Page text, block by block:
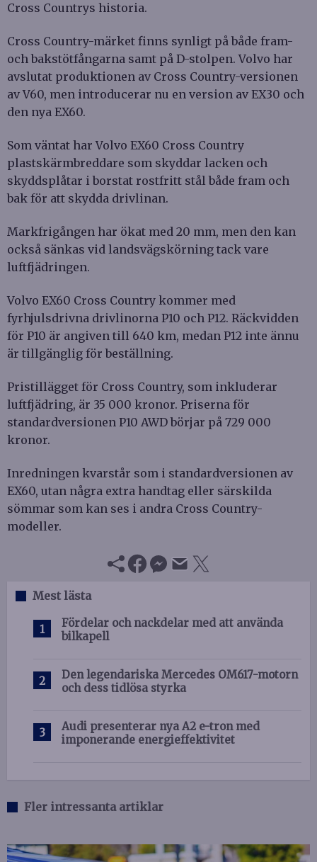
Cross Countrys historia.
Cross Country-märket finns synligt på både fram-
och bakstötfångarna samt på D-stolpen. Volvo har
avslutat produktionen av Cross Country-versionen
av V60, men introducerar nu en version av EX30 och
den nya EX60.
Som väntat har Volvo EX60 Cross Country
plastskärmbreddare som skyddar lacken och
skyddsplåtar i borstat rostfritt stål både fram och
bak för att skydda drivlinan.
Markfrigången har ökat med 20 mm, men den kan
också sänkas vid landsvägskörning tack vare
luftfjädringen.
Volvo EX60 Cross Country kommer med
fyrhjulsdrivna drivlinorna P10 och P12. Räckvidden
för P10 är angiven till 640 km, medan P12 inte ännu
är tillgänglig för beställning.
Pristillägget för Cross Country, som inkluderar
luftfjädring, är 35 000 kronor. Priserna för
standardversionen P10 AWD börjar på 729 000
kronor.
Inredningen kvarstår som i standardversionen av
EX60, utan några extra handtag eller särskilda
sömmar som kan ses i andra Cross Country-
modeller.
Mest lästa
Fördelar och nackdelar med att använda
bilkapell
Den legendariska Mercedes OM617-motorn
och dess tidlösa styrka
Audi presenterar nya A2 e-tron med
imponerande energieffektivitet
Fler intressanta artiklar